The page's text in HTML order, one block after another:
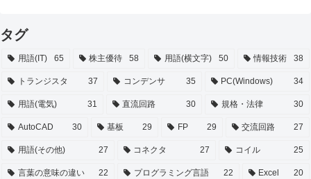
タグ
用語(IT) 65 株主優待 58 用語(横文字) 50 情報技術 38
トランジスタ 37 コンデンサ 35 PC(Windows) 34
用語(電気) 31 直流回路 30 規格・法律 30
AutoCAD 30 基板 29 FP 29 交流回路 27
用語(その他) 27 コネクタ 27 コイル 25
言葉の意味の違い 22 プログラミング言語 22 Excel 20